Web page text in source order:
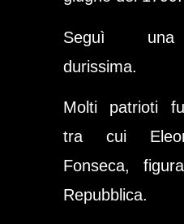
Seguì una
durissima.
Molti patrioti
tra cui
Fonseca,
Repubblica.